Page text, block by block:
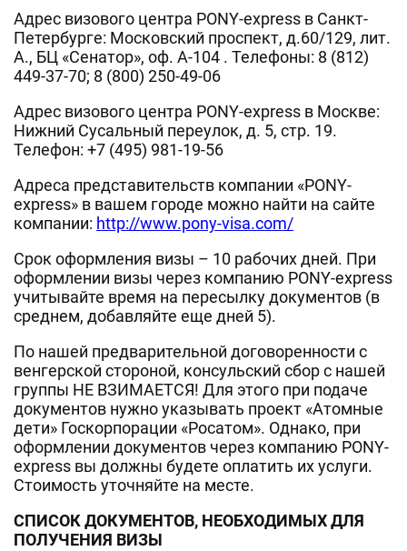
Адрес визового центра PONY-express в Санкт-
Петербурге: Московский проспект, д.60/129, лит.
А., БЦ «Сенатор», оф. А-104 . Телефоны: 8 (812)
449-37-70; 8 (800) 250-49-06
Адрес визового центра PONY-express в Москве:
Нижний Сусальный переулок, д. 5, стр. 19.
Телефон: +7 (495) 981-19-56
Адреса представительств компании «PONY-
express» в вашем городе можно найти на сайте
компании: http://www.pony-visa.com/
Срок оформления визы – 10 рабочих дней. При
оформлении визы через компанию PONY-express
учитывайте время на пересылку документов (в
среднем, добавляйте еще дней 5).
По нашей предварительной договоренности с
венгерской стороной, консульский сбор с нашей
группы НЕ ВЗИМАЕТСЯ! Для этого при подаче
документов нужно указывать проект «Атомные
дети» Госкорпорации «Росатом». Однако, при
оформлении документов через компанию PONY-
express вы должны будете оплатить их услуги.
Стоимость уточняйте на месте.
СПИСОК ДОКУМЕНТОВ, НЕОБХОДИМЫХ ДЛЯ
ПОЛУЧЕНИЯ ВИЗЫ